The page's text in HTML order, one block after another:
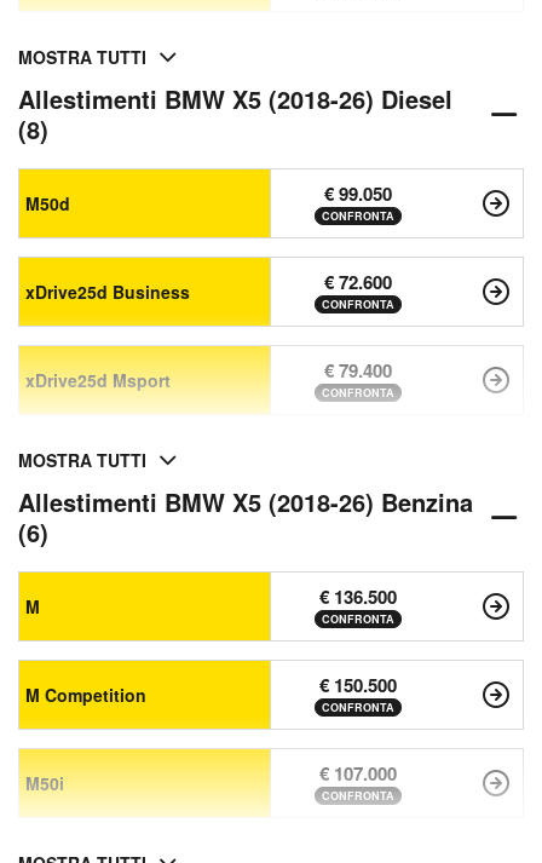
MOSTRA TUTTI
Allestimenti BMW X5 (2018-26) Diesel
(8)
M50d € 99.050
CONFRONTA
xDrive25d Business € 72.600
CONFRONTA
xDrive25d Msport € 79.400
CONFRONTA
MOSTRA TUTTI
Allestimenti BMW X5 (2018-26) Benzina
(6)
M € 136.500
CONFRONTA
M Competition € 150.500
CONFRONTA
M50i € 107.000
CONFRONTA